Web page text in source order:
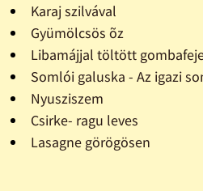
Karaj szilvával
Gyümölcsös õz
Libamájjal töltött
Somlói galuska - Az igazi
Nyusziszem
Csirke- ragu leves
Lasagne görögösen